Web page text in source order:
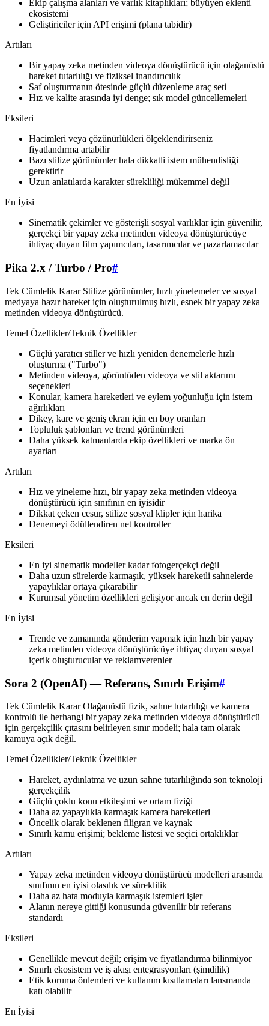
Ekip çalışma alanları ve varlık kitaplıkları; büyüyen eklenti
ekosistemi
Geliştiriciler için API erişimi (plana tabidir)
Artıları
Bir yapay zeka metinden videoya dönüştürücü için olağanüstü
hareket tutarlılığı ve fiziksel inandırıcılık
Saf oluşturmanın ötesinde güçlü düzenleme araç seti
Hız ve kalite arasında iyi denge; sık model güncellemeleri
Eksileri
Hacimleri veya çözünürlükleri ölçeklendirirseniz
fiyatlandırma artabilir
Bazı stilize görünümler hala dikkatli istem mühendisliği
gerektirir
Uzun anlatılarda karakter sürekliliği mükemmel değil
En İyisi
Sinematik çekimler ve gösterişli sosyal varlıklar için güvenilir,
gerçekçi bir yapay zeka metinden videoya dönüştürücüye
ihtiyaç duyan film yapımcıları, tasarımcılar ve pazarlamacılar
Pika 2.x / Turbo / Pro#
Tek Cümlelik Karar Stilize görünümler, hızlı yinelemeler ve sosyal
medyaya hazır hareket için oluşturulmuş hızlı, esnek bir yapay zeka
metinden videoya dönüştürücü.
Temel Özellikler/Teknik Özellikler
Güçlü yaratıcı stiller ve hızlı yeniden denemelerle hızlı
oluşturma ("Turbo")
Metinden videoya, görüntüden videoya ve stil aktarımı
seçenekleri
Konular, kamera hareketleri ve eylem yoğunluğu için istem
ağırlıkları
Dikey, kare ve geniş ekran için en boy oranları
Topluluk şablonları ve trend görünümleri
Daha yüksek katmanlarda ekip özellikleri ve marka ön
ayarları
Artıları
Hız ve yineleme hızı, bir yapay zeka metinden videoya
dönüştürücü için sınıfının en iyisidir
Dikkat çeken cesur, stilize sosyal klipler için harika
Denemeyi ödüllendiren net kontroller
Eksileri
En iyi sinematik modeller kadar fotogerçekçi değil
Daha uzun sürelerde karmaşık, yüksek hareketli sahnelerde
yapaylıklar ortaya çıkarabilir
Kurumsal yönetim özellikleri gelişiyor ancak en derin değil
En İyisi
Trende ve zamanında gönderim yapmak için hızlı bir yapay
zeka metinden videoya dönüştürücüye ihtiyaç duyan sosyal
içerik oluşturucular ve reklamverenler
Sora 2 (OpenAI) — Referans, Sınırlı Erişim#
Tek Cümlelik Karar Olağanüstü fizik, sahne tutarlılığı ve kamera
kontrolü ile herhangi bir yapay zeka metinden videoya dönüştürücü
için gerçekçilik çıtasını belirleyen sınır modeli; hala tam olarak
kamuya açık değil.
Temel Özellikler/Teknik Özellikler
Hareket, aydınlatma ve uzun sahne tutarlılığında son teknoloji
gerçekçilik
Güçlü çoklu konu etkileşimi ve ortam fiziği
Daha az yapaylıkla karmaşık kamera hareketleri
Öncelik olarak beklenen filigran ve kaynak
Sınırlı kamu erişimi; bekleme listesi ve seçici ortaklıklar
Artıları
Yapay zeka metinden videoya dönüştürücü modelleri arasında
sınıfının en iyisi olasılık ve süreklilik
Daha az hata moduyla karmaşık istemleri işler
Alanın nereye gittiği konusunda güvenilir bir referans
standardı
Eksileri
Genellikle mevcut değil; erişim ve fiyatlandırma bilinmiyor
Sınırlı ekosistem ve iş akışı entegrasyonları (şimdilik)
Etik koruma önlemleri ve kullanım kısıtlamaları lansmanda
katı olabilir
En İyisi